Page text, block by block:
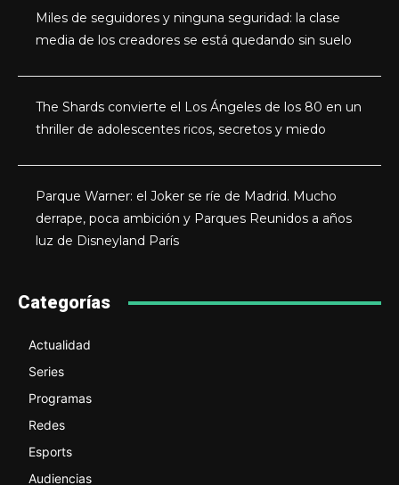
Miles de seguidores y ninguna seguridad: la clase
media de los creadores se está quedando sin suelo
The Shards convierte el Los Ángeles de los 80 en un
thriller de adolescentes ricos, secretos y miedo
Parque Warner: el Joker se ríe de Madrid. Mucho
derrape, poca ambición y Parques Reunidos a años
luz de Disneyland París
Categorías
Actualidad
Series
Programas
Redes
Esports
Audiencias